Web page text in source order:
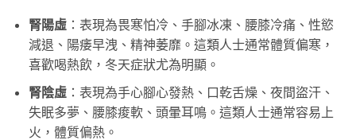
腎陽虛：表現為畏寒怕冷、手腳冰凍、腰膝冷痛、性慾
減退、陽痿早洩、精神萎靡。這類人士通常體質偏寒，
喜歡喝熱飲，冬天症狀尤為明顯。
腎陰虛：表現為手心腳心發熱、口乾舌燥、夜間盜汗、
失眠多夢、腰膝痠軟、頭暈耳鳴。這類人士通常容易上
火，體質偏熱。